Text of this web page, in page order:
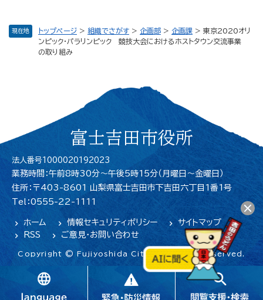
現在地 トップページ > 組織でさがす > 企画部 > 企画課 > 東京2020オリ
ンピック・パラリンピック 競技大会におけるホストタウン交流事業
の取り組み
富士吉田市役所
法人番号1000020192023
業務時間：午前8時30分～午後5時15分（月曜日〜金曜日）
住所：〒403-8601 山梨県富士吉田市下吉田六丁目1番1号
Tel：0555-22-1111
ホーム 情報セキュリティポリシー
サイトマップ
RSS
ご意見・お問い合わせ
Copyright © Fujiyoshida City. All Rights Reserved.